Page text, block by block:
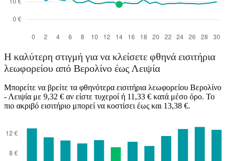
Η καλύτερη στιγμή για να κλείσετε φθηνά εισιτήρια
λεωφορείου από Βερολίνο έως Λειψία
Μπορείτε να βρείτε τα φθηνότερα εισιτήρια λεωφορείου Βερολίνο
- Λειψία με 9,32 € αν είστε τυχεροί ή 11,33 € κατά μέσο όρο. Το
πιο ακριβό εισιτήριο μπορεί να κοστίσει έως και 13,38 €.